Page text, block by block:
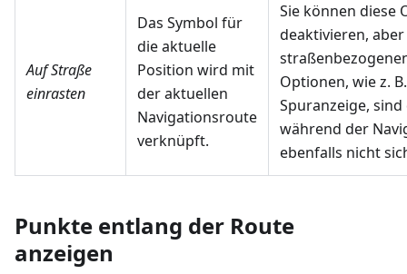
Auf Straße
einrasten
Das Symbol für
die aktuelle
Position wird mit
der aktuellen
Navigationsroute
verknüpft.
Sie können diese
deaktivieren, aber
Optionen, wie z.
Spuranzeige,
während der
ebenfalls nicht
Punkte entlang der Route
anzeigen